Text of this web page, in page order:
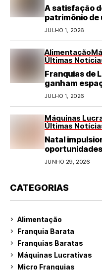
A satisfação
patrimônio de
JULHO 1, 2026
Alimentação
Últimas
Franquias de
ganham
refeições
JULHO 1, 2026
Máquinas
Últimas
Natal
do varejo
JUNHO 29, 2026
CATEGORIAS
Alimentação
Franquia Barata
Franquias Baratas
Máquinas Lucrativas
Micro Franquias